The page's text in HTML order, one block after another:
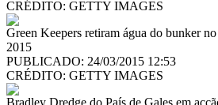
CRÉDITO: GETTY IMAGES
Green Keepers retiram água do bunker
2015
PUBLICADO: 24/03/2015 12:53
CRÉDITO: GETTY IMAGES